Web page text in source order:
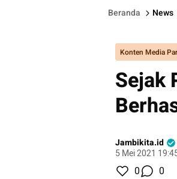
Beranda News
Konten Media
Sejak
Jambikita.id
5 Mei 2021
0 0